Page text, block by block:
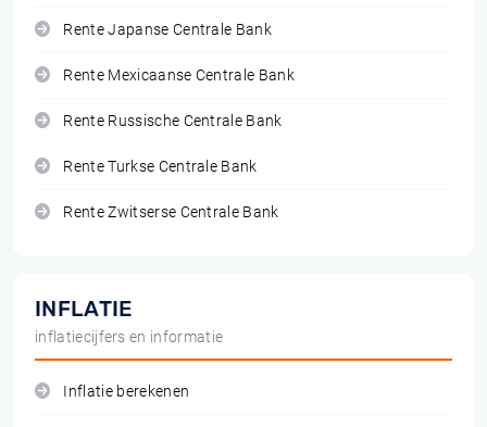
Rente Japanse Centrale Bank
Rente Mexicaanse Centrale Bank
Rente Russische Centrale Bank
Rente Turkse Centrale Bank
Rente Zwitserse Centrale Bank
INFLATIE
inflatiecijfers en informatie
Inflatie berekenen